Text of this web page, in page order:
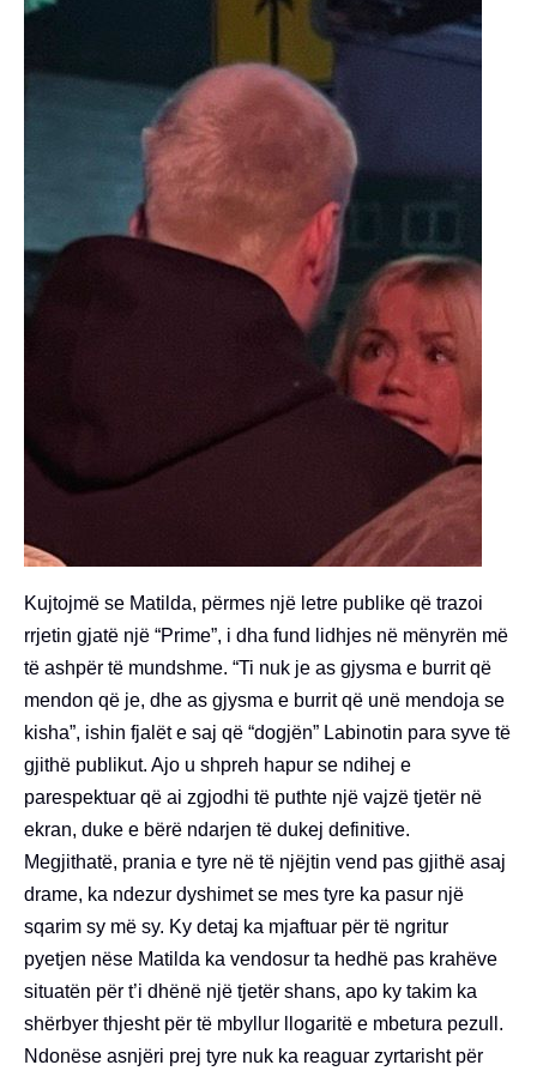
Kujtojmë se Matilda, përmes një letre publike që trazoi
rrjetin gjatë një “Prime”, i dha fund lidhjes në mënyrën më
të ashpër të mundshme. “Ti nuk je as gjysma e burrit që
mendon që je, dhe as gjysma e burrit që unë mendoja se
kisha”, ishin fjalët e saj që “dogjën” Labinotin para syve të
gjithë publikut. Ajo u shpreh hapur se ndihej e
parespektuar që ai zgjodhi të puthte një vajzë tjetër në
ekran, duke e bërë ndarjen të dukej definitive.
Megjithatë, prania e tyre në të njëjtin vend pas gjithë asaj
drame, ka ndezur dyshimet se mes tyre ka pasur një
sqarim sy më sy. Ky detaj ka mjaftuar për të ngritur
pyetjen nëse Matilda ka vendosur ta hedhë pas krahëve
situatën për t’i dhënë një tjetër shans, apo ky takim ka
shërbyer thjesht për të mbyllur llogaritë e mbetura pezull.
Ndonëse asnjëri prej tyre nuk ka reaguar zyrtarisht për